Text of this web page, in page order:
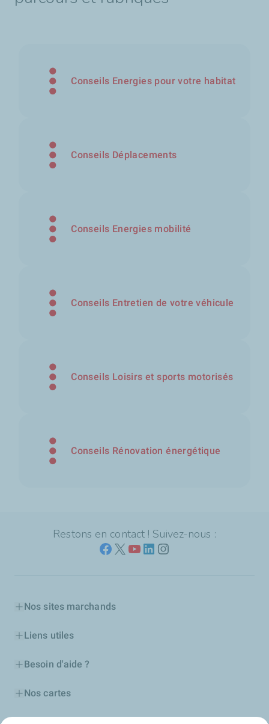
Conseils Energies pour votre habitat
Conseils Déplacements
Conseils Energies mobilité
Conseils Entretien de votre véhicule
Conseils Loisirs et sports motorisés
Conseils Rénovation énergétique
Restons en contact ! Suivez-nous :
Nos sites marchands
Liens utiles
Besoin d'aide ?
Nos cartes